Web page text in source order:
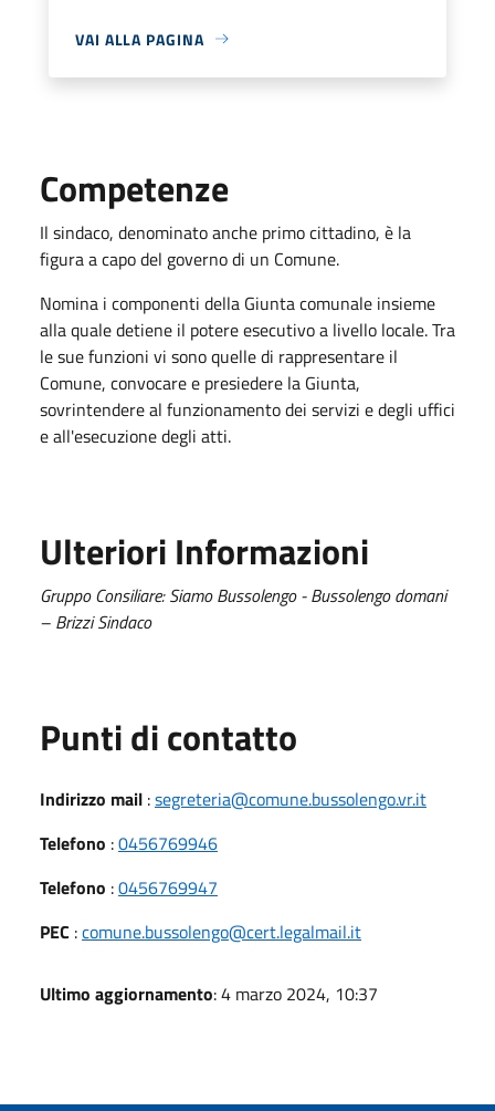
VAI ALLA PAGINA
Competenze
Il sindaco, denominato anche primo cittadino, è la
figura a capo del governo di un Comune.
Nomina i componenti della Giunta comunale insieme
alla quale detiene il potere esecutivo a livello locale. Tra
le sue funzioni vi sono quelle di rappresentare il
Comune, convocare e presiedere la Giunta,
sovrintendere al funzionamento dei servizi e degli uffici
e all'esecuzione degli atti.
Ulteriori Informazioni
Gruppo Consiliare: Siamo Bussolengo - Bussolengo domani
– Brizzi Sindaco
Punti di contatto
Indirizzo mail :segreteria@comune.bussolengo.vr.it
Telefono :0456769946
Telefono :0456769947
PEC :comune.bussolengo@cert.legalmail.it
Ultimo aggiornamento: 4 marzo 2024, 10:37